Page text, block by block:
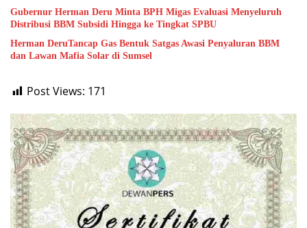
Gubernur Herman Deru Minta BPH Migas Evaluasi Menyeluruh
Distribusi BBM Subsidi Hingga ke Tingkat SPBU
Herman DeruTancap Gas Bentuk Satgas Awasi Penyaluran BBM
dan Lawan Mafia Solar di Sumsel
Post Views: 171